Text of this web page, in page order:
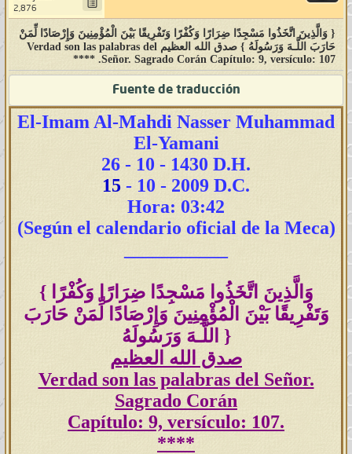
2,876
{ وَالَّذِينَ اتَّخَذُوا مَسْجِدًا ضِرَارًا وَكُفْرًا وَتَفْرِيقًا بَيْنَ الْمُؤْمِنِينَ وَإِرْصَادًا لِّمَنْ
حَارَبَ اللَّـهَ وَرَسُولَهُ } صدق الله العظيم Verdad son las palabras del
Señor. Sagrado Corán Capítulo: 9, versículo: 107. ****
Fuente de traducción
El-Imam Al-Mahdi Nasser Muhammad
El-Yamani
26 - 10 - 1430 D.H.
15 - 10 - 2009 D.C.
Hora: 03:42
(Según el calendario oficial de la Meca)
{
وَالَّذِينَ اتَّخَذُوا مَسْجِدًا ضِرَارًا وَكُفْرًا
وَتَفْرِيقًا بَيْنَ الْمُؤْمِنِينَ وَإِرْصَادًا لِّمَنْ حَارَبَ
}
صدق الله العظيم
Verdad son las palabras del Señor.
Sagrado Corán
Capítulo: 9, versículo: 107.
****